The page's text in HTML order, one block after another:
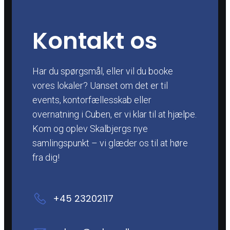
Kontakt os
Har du spørgsmål, eller vil du booke
vores lokaler? Uanset om det er til
events, kontorfællesskab eller
overnatning i Cuben, er vi klar til at hjælpe.
Kom og oplev Skalbjergs nye
samlingspunkt – vi glæder os til at høre
fra dig!
+45 23202117